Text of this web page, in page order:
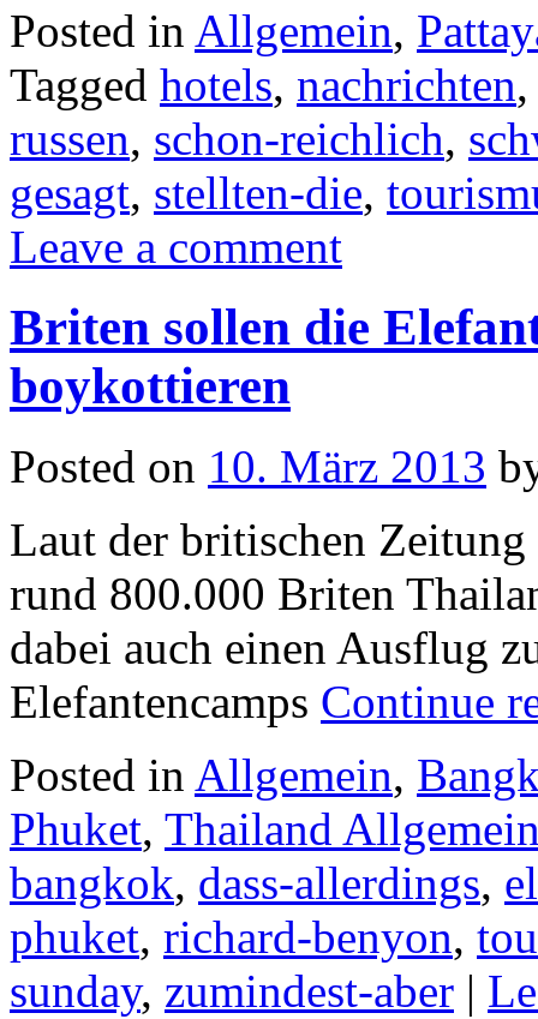
Posted in Allgemein,
Tagged hotels, nachrichten
russen, schon-reichlich,
gesagt, stellten-die,
Leave a comment
Briten sollen die
boykottieren
Posted on 10. März 2013
Laut der britischen
rund 800.000 Briten
dabei auch einen Ausflug
Elefantencamps Continue
Posted in Allgemein,
Phuket, Thailand
bangkok, dass-allerdings,
phuket, richard-benyon,
sunday, zumindest-aber |